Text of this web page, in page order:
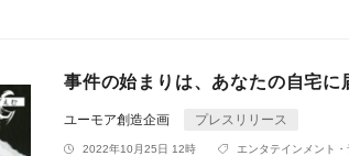
事件の始まりは、あなたの自宅に
ユーモア創造企画 プレスリリース
2022年10月25日 12時 エンタテインメント・